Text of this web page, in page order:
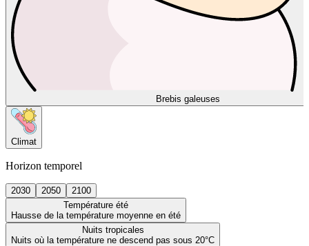
Brebis galeuses
Climat
Horizon temporel
2030 2050
2100
Température été
Hausse de la température moyenne en été
Nuits tropicales
Nuits où la température ne descend pas sous 20°C